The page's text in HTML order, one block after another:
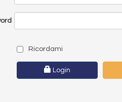
Ricordami
Login